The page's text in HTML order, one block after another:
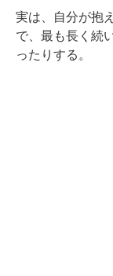
実は、自分が抱
で、最も長く続
ったりする。